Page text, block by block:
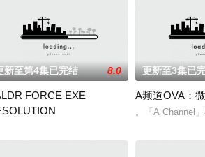
新至第4集已完结 8.0
FORCE EXE
个网络覆盖着世界，情报网络化进展快速的时代
更新至3集已
A频道OVA：
。「A Channel